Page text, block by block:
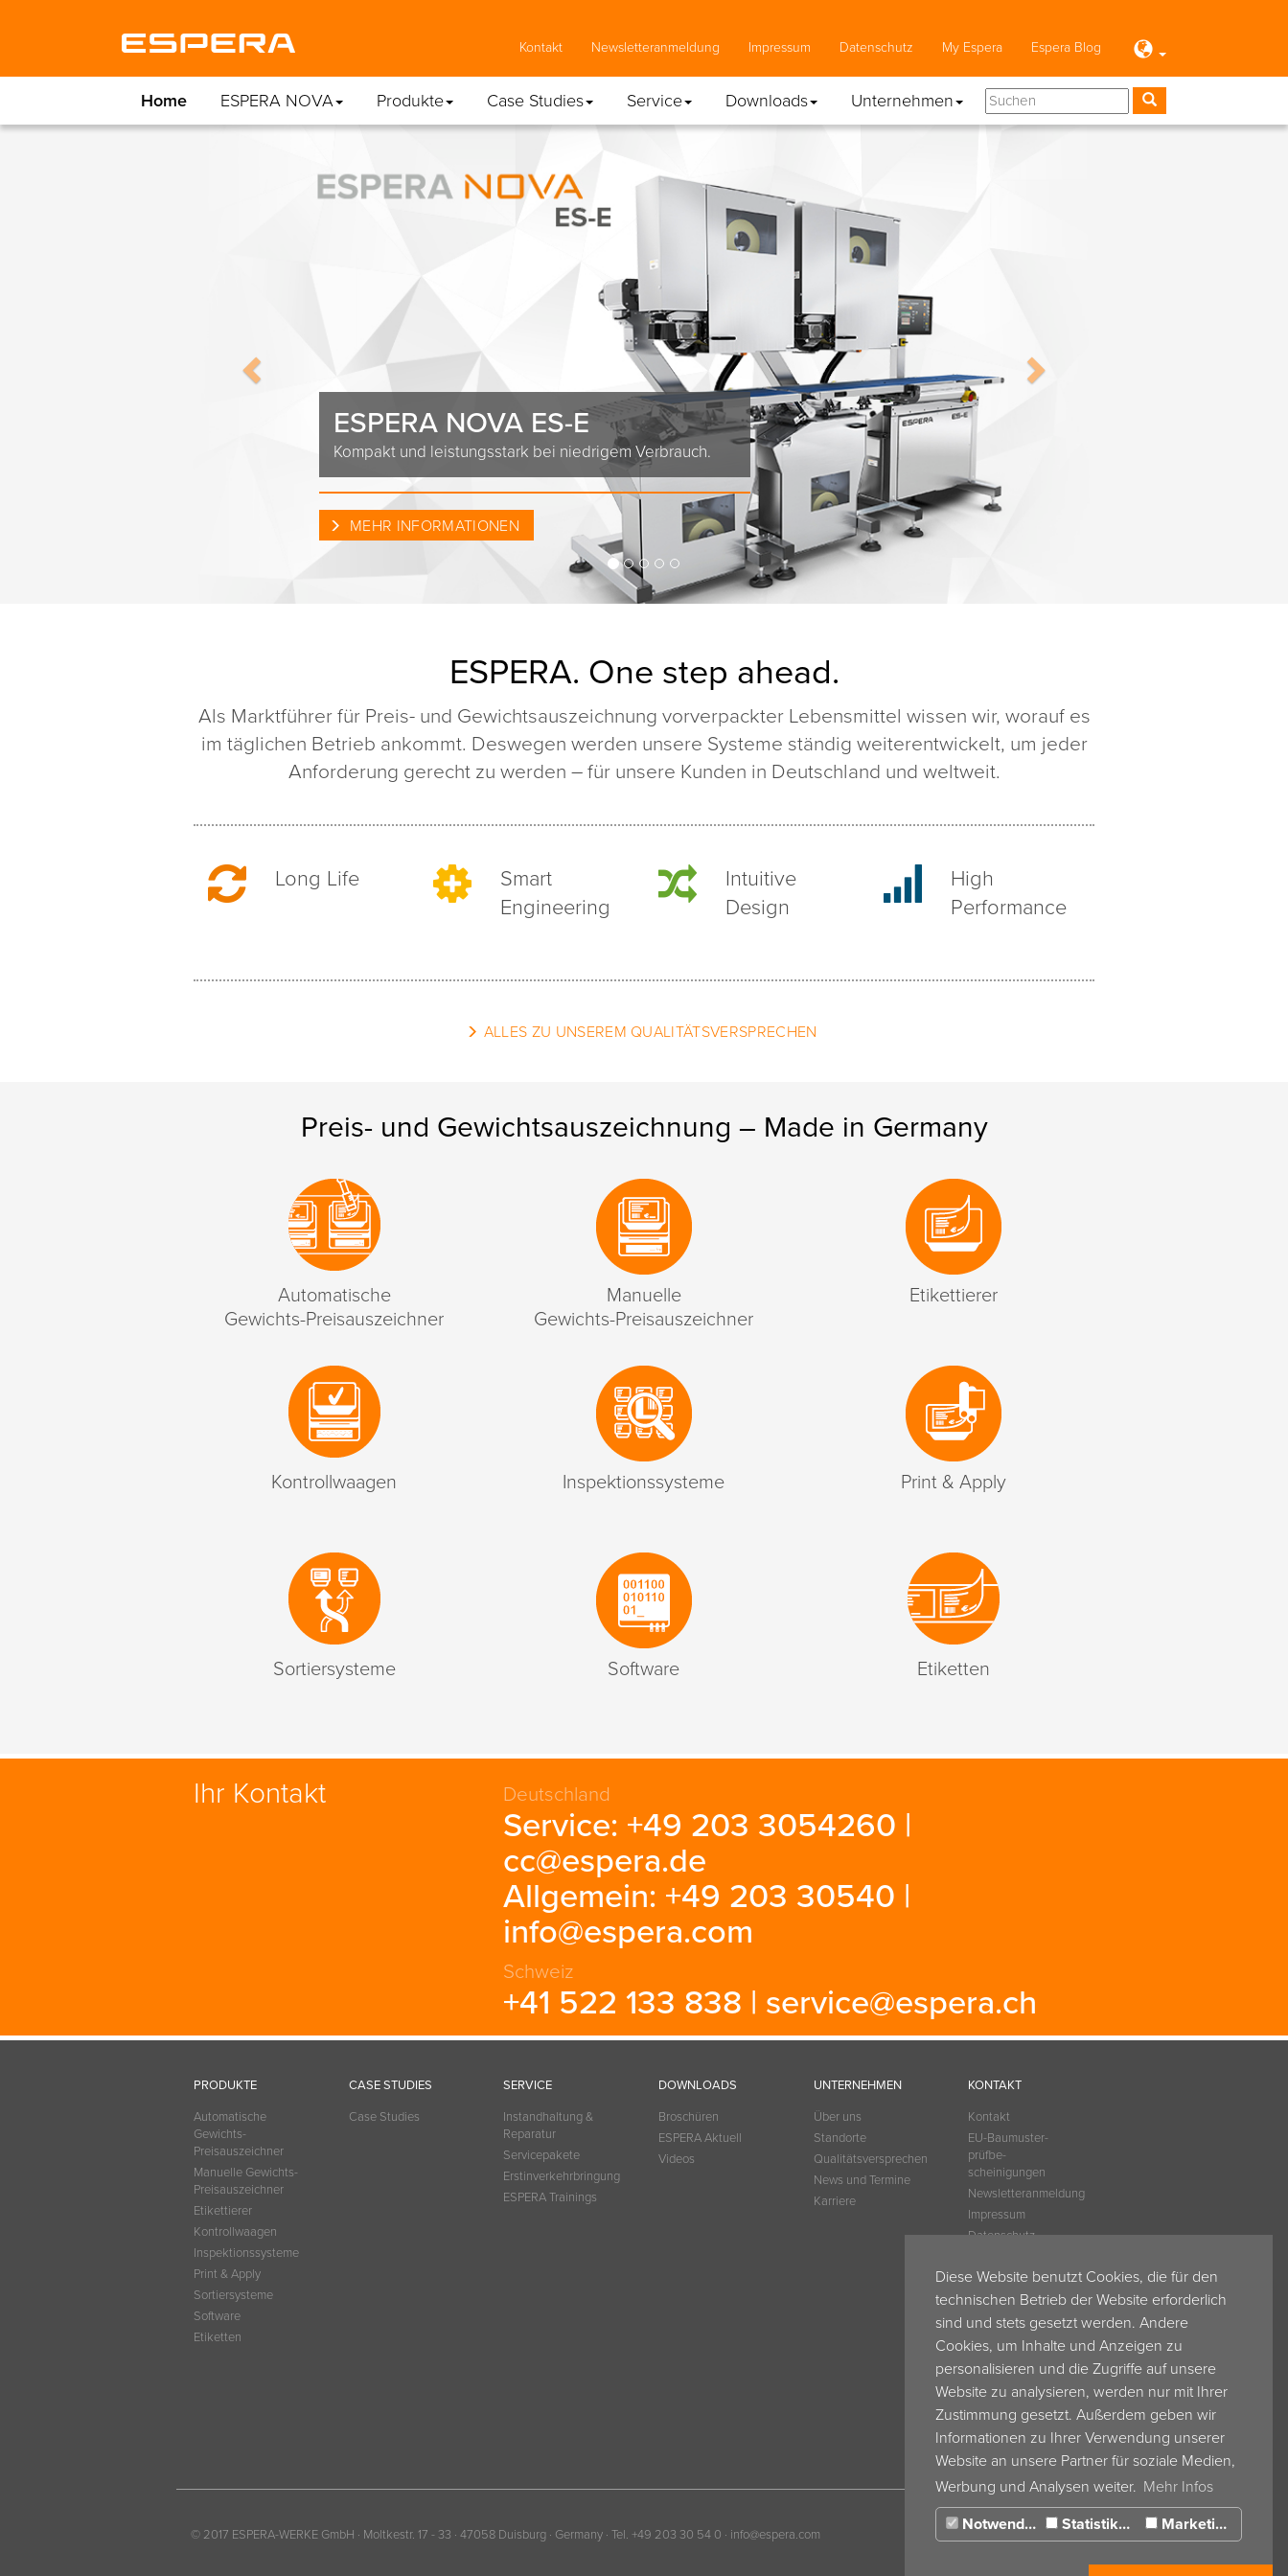
Diese Website benutzt Cookies, die für den
technischen Betrieb der Website erforderlich
sind und stets gesetzt werden. Andere
Cookies, um Inhalte und Anzeigen zu
personalisieren und die Zugriffe auf unsere
Website zu analysieren, werden nur mit Ihrer
Zustimmung gesetzt. Außerdem geben wir
Informationen zu Ihrer Verwendung unserer
Website an unsere Partner für soziale Medien,
Werbung und Analysen weiter. Mehr Infos
Notwendig
Statistiken Marketing
Home ESPERA NOVA Produkte Case Studies Service Downloads Unternehmen
Kontakt Newsletteranmeldung Impressum Datenschutz My Espera Espera Blog
ESPERA NOVA ES-E
Kompakt und leistungsstark bei niedrigem Verbrauch.
MEHR INFORMATIONEN
Previous Next
ESPERA. One step ahead.
Als Marktführer für Preis- und Gewichtsauszeichnung vorverpackter Lebensmittel wissen wir, worauf es
im täglichen Betrieb ankommt. Deswegen werden unsere Systeme ständig weiterentwickelt, um jeder
Anforderung gerecht zu werden – für unsere Kunden in Deutschland und weltweit.
Long Life
Smart
Engineering
Intuitive
Design
High
Performance
ALLES ZU UNSEREM QUALITÄTSVERSPRECHEN
Preis- und Gewichtsauszeichnung – Made in Germany
Automatische
Gewichts-Preisauszeichner
Manuelle
Gewichts-Preisauszeichner
Etikettierer
Kontrollwaagen Inspektionssysteme Print & Apply
Sortiersysteme Software Etiketten
Ihr Kontakt Deutschland
Service: +49 203 3054260 |
cc@espera.de
Allgemein: +49 203 30540 |
info@espera.com
Schweiz
+41 522 133 838 | service@espera.ch
PRODUKTE
Automatische
Gewichts-
Preisauszeichner
Manuelle Gewichts-
Preisauszeichner
Etikettierer
Kontrollwaagen
Inspektionssysteme
Print & Apply
Sortiersysteme
Software
Etiketten
CASE STUDIES
Case Studies
SERVICE
Instandhaltung &
Reparatur
Servicepakete
Erstinverkehrbringung
ESPERA Trainings
DOWNLOADS
Broschüren
ESPERA Aktuell
Videos
UNTERNEHMEN
Über uns
Standorte
Qualitätsversprechen
News und Termine
Karriere
KONTAKT
Kontakt
EU-Baumuster­
prüfbe­
scheinigungen
Newsletteranmeldung
Impressum
Datenschutz
Espera Blog
AVB
AVB ESPERA
Frankreich
AGB ESPERA
Belgium
© 2017 ESPERA-WERKE GmbH · Moltkestr. 17 - 33 · 47058 Duisburg · Germany · Tel. +49 203 30 54 0 · info@espera.com